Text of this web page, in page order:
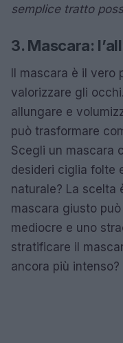
semplice tratto
3. Mascara:
Il mascara è il vero
valorizzare gli
allungare e
può trasformare
Scegli un mascara
desideri ciglia folte
naturale? La scelta
mascara giusto
mediocre e uno
stratificare il
ancora più intenso?